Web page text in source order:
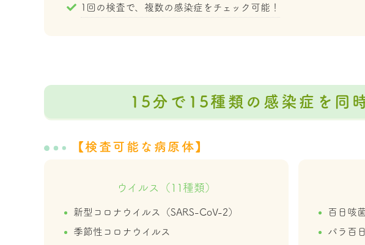
1回の検査で、複数の感染症をチェック可能！
15分で15種類の感染症を同
【検査可能な病原体】
ウイルス（11種類）
新型コロナウイルス（SARS-CoV-2）
季節性コロナウイルス
百日咳
パラ百